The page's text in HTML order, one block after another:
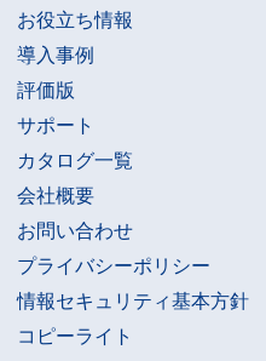
お役立ち情報
導入事例
評価版
サポート
カタログ一覧
会社概要
お問い合わせ
プライバシーポリシー
情報セキュリティ基本方針
コピーライト